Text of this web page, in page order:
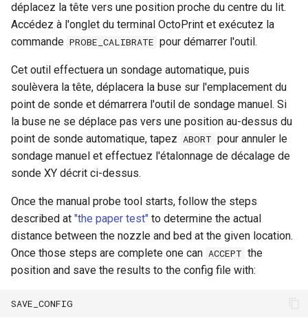
déplacez la tête vers une position proche du centre du lit.
Accédez à l'onglet du terminal OctoPrint et exécutez la
commande PROBE_CALIBRATE pour démarrer l'outil.
Cet outil effectuera un sondage automatique, puis
soulèvera la tête, déplacera la buse sur l'emplacement du
point de sonde et démarrera l'outil de sondage manuel. Si
la buse ne se déplace pas vers une position au-dessus du
point de sonde automatique, tapez ABORT pour annuler le
sondage manuel et effectuez l'étalonnage de décalage de
sonde XY décrit ci-dessus.
Once the manual probe tool starts, follow the steps
described at "the paper test" to determine the actual
distance between the nozzle and bed at the given location.
Once those steps are complete one can ACCEPT the
position and save the results to the config file with: